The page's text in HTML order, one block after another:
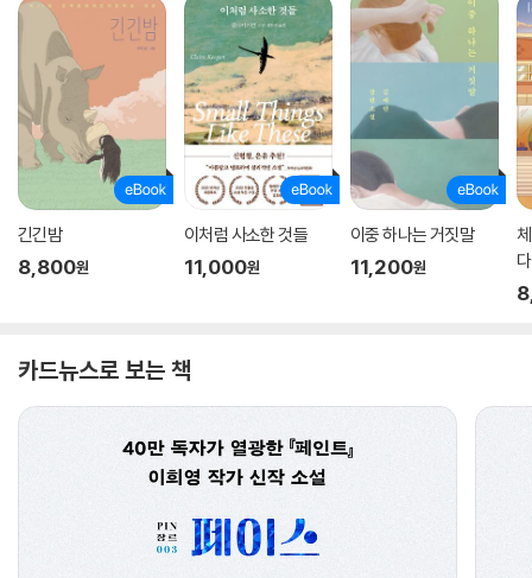
긴긴밤
8,800원
이처럼 사소한 것들
11,000원
이중 하나는 거짓말
11,200원
다
카드뉴스로 보는 책